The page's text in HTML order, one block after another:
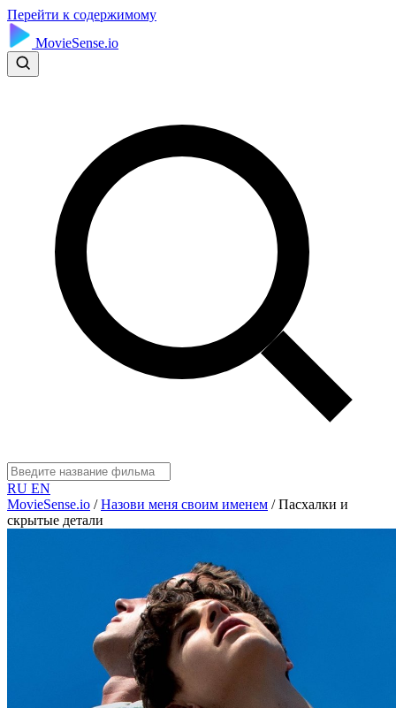
Перейти к содержимому
MovieSense.io
RU EN
MovieSense.io / Назови меня своим именем / Пасхалки и
скрытые детали